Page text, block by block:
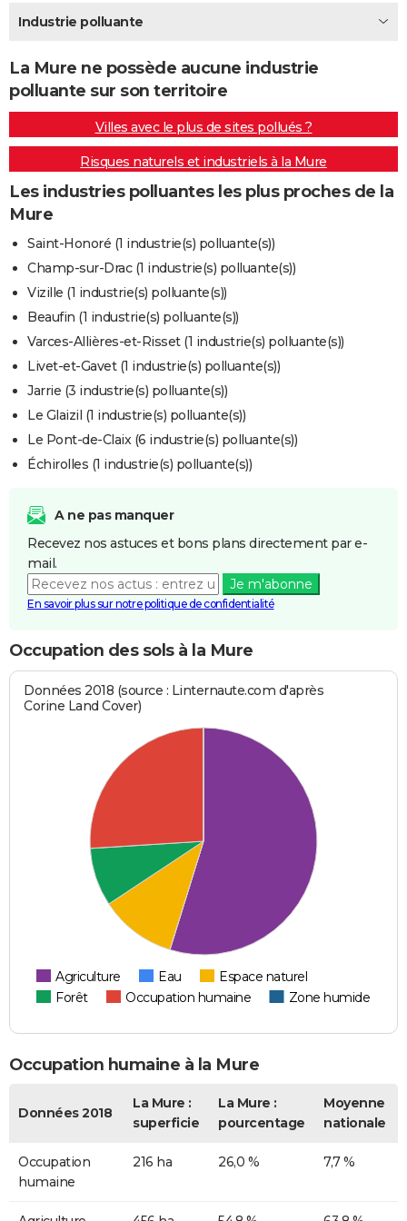
Destinations
City break
Voyage nature
Voyage de noces
Forum
Climat
+PHOTO
GUIDES D'ACHAT
BONS PLANS
CARTE DE VOEUX
Carte de Noël
Carte Bonne année
Carte Saint-Valentin
Carte d'anniversaire
DICTIONNAIRE
Dictionnaire
Biographies
Citations
Expressions
Proverbes
PROGRAMME TV
COPAINS D'AVANT
S'inscrire
Se connecter
Lycées
Collèges
Primaires
Universités
Entreprises
Service militaire
Avis de recherche
AVIS DE DÉCÈS
FORUM
Bricolage
Lifestyle
Culture
Sport
Auto
Television
Voyage
Cinema
Industrie polluante
La Mure ne possède aucune industrie
polluante sur son territoire
Villes avec le plus de sites pollués ?
Risques naturels et industriels à la Mure
Les industries polluantes les plus proches de la
Mure
Saint-Honoré (1 industrie(s) polluante(s))
Champ-sur-Drac (1 industrie(s) polluante(s))
Vizille (1 industrie(s) polluante(s))
Beaufin (1 industrie(s) polluante(s))
Varces-Allières-et-Risset (1 industrie(s) polluante(s))
Livet-et-Gavet (1 industrie(s) polluante(s))
Jarrie (3 industrie(s) polluante(s))
Le Glaizil (1 industrie(s) polluante(s))
Le Pont-de-Claix (6 industrie(s) polluante(s))
Échirolles (1 industrie(s) polluante(s))
A ne pas manquer
Recevez nos astuces et bons plans directement par e-
mail.
Je m'abonne
En savoir plus sur notre politique de confidentialité
Occupation des sols à la Mure
Données 2018 (source : Linternaute.com d'après
Corine Land Cover)
Agriculture Eau
Espace naturel
Forêt
Occupation humaine Zone humide
Occupation humaine à la Mure
Données 2018
La Mure :
superficie
La Mure :
pourcentage
Moyenne
nationale
Occupation
humaine
216 ha 26,0 % 7,7 %